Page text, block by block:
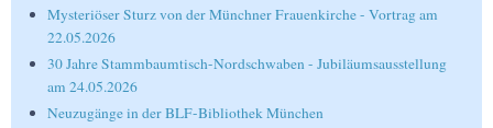
Mysteriöser Sturz von der Münchner Frauenkirche - Vortrag am
22.05.2026
30 Jahre Stammbaumtisch-Nordschwaben - Jubiläumsausstellung
am 24.05.2026
Neuzugänge in der BLF-Bibliothek München